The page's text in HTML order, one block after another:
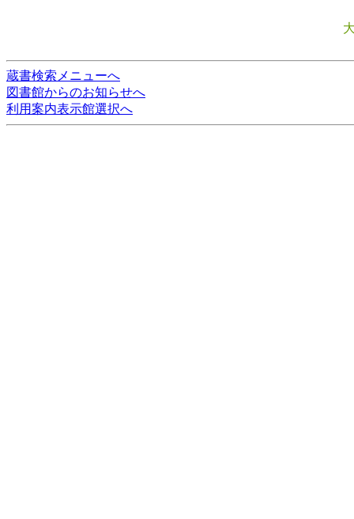
蔵書検索メニューへ
図書館からのお知らせへ
利用案内表示館選択へ